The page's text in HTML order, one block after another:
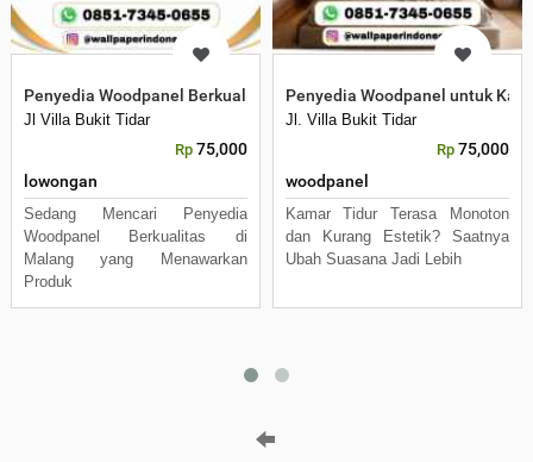
Penyedia Woodpanel Berkualitas di Malang
Jl Villa Bukit Tidar
Rp 75,000
lowongan
Sedang Mencari Penyedia
Woodpanel Berkualitas di
Malang yang Menawarkan
Produk
Penyedia Woodpanel untuk
Jl. Villa Bukit Tidar
Rp 75,000
woodpanel
Kamar Tidur Terasa Monoton
dan Kurang Estetik? Saatnya
Ubah Suasana Jadi Lebih